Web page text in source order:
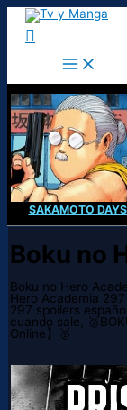
Ir
contenido
Buscar
SAKAMOTO
Boku no
Boku no Hero
Hero Academia
297 spoilers
cuando sale,
Online】🥇